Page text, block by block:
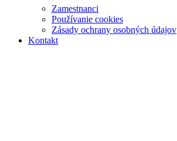
Zamestnanci
Používanie cookies
Zásady ochrany osobných údajov
Kontakt